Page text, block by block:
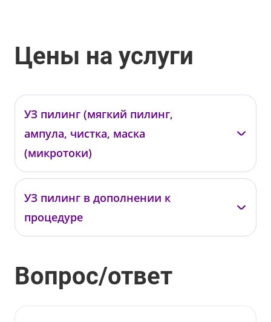
Цены на услуги
УЗ пилинг (мягкий пилинг,
ампула, чистка, маска
(микротоки)
—
от 5 500 ₽
УЗ пилинг в дополнении к
процедуре
01314
от 2 000 ₽
Вопрос/ответ